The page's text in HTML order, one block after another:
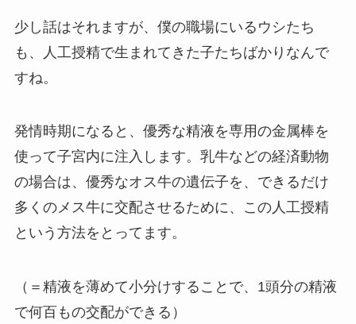
少し話はそれますが、僕の職場にいるウシたち
も、人工授精で生まれてきた子たちばかりなんで
すね。
発情時期になると、優秀な精液を専用の金属棒を
使って子宮内に注入します。乳牛などの経済動物
の場合は、優秀なオス牛の遺伝子を、できるだけ
多くのメス牛に交配させるために、この人工授精
という方法をとってます。
（＝精液を薄めて小分けすることで、1頭分の精液
で何百もの交配ができる）